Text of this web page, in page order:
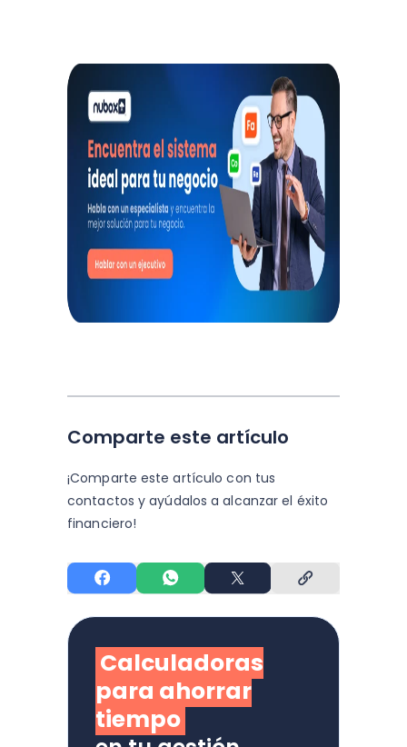
Comparte este artículo
¡Comparte este artículo con tus
contactos y ayúdalos a alcanzar el éxito
financiero!
Calculadoras
para ahorrar
tiempo